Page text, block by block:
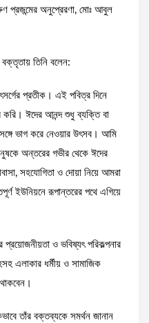
প্রজন্মের অনুপ্রেরণা, মোঃ আবুল
তিনি বলেন:
প্রতীক। এই পবিত্র দিনে
করি। ঈদের আনন্দ শুধু ব্যক্তি বা
ভাগ করে নেওয়ার উৎসব। আমি
অন্তরের গভীর থেকে ঈদের
সহযোগিতা ও দোয়া নিয়ে আমরা
ইউনিয়নে রূপান্তরের পথে এগিয়ে
ও ভবিষ্যৎ পরিকল্পনার
এলাকার ধর্মীয় ও সামাজিক
তাঁর বক্তব্যকে সমর্থন জানান